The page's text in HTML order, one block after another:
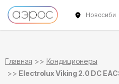
Главная
Кондиционеры
Electrolux Viking 2.0 DC
в наличии
в наличии